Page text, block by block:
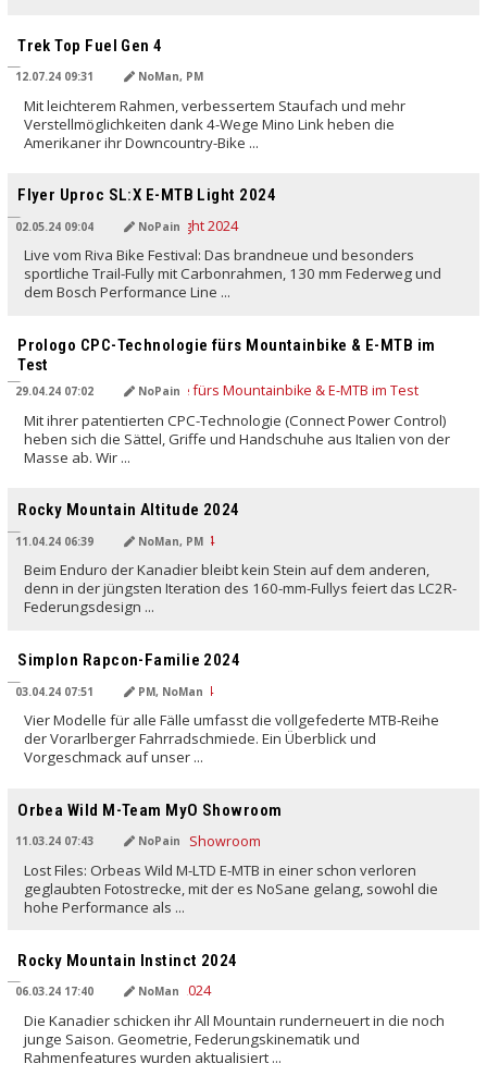
Trek Top Fuel Gen 4
12.07.24 09:31 NoMan, PM
Mit leichterem Rahmen, verbessertem Staufach und mehr
Verstellmöglichkeiten dank 4-Wege Mino Link heben die
Amerikaner ihr Downcountry-Bike ...
Flyer Uproc SL:X E-MTB Light 2024
02.05.24 09:04 NoPain
Live vom Riva Bike Festival: Das brandneue und besonders
sportliche Trail-Fully mit Carbonrahmen, 130 mm Federweg und
dem Bosch Performance Line ...
Prologo CPC-Technologie fürs Mountainbike & E-MTB im
Test
29.04.24 07:02 NoPain
Mit ihrer patentierten CPC-Technologie (Connect Power Control)
heben sich die Sättel, Griffe und Handschuhe aus Italien von der
Masse ab. Wir ...
Rocky Mountain Altitude 2024
11.04.24 06:39 NoMan, PM
Beim Enduro der Kanadier bleibt kein Stein auf dem anderen,
denn in der jüngsten Iteration des 160-mm-Fullys feiert das LC2R-
Federungsdesign ...
Simplon Rapcon-Familie 2024
03.04.24 07:51 PM, NoMan
Vier Modelle für alle Fälle umfasst die vollgefederte MTB-Reihe
der Vorarlberger Fahrradschmiede. Ein Überblick und
Vorgeschmack auf unser ...
Orbea Wild M-Team MyO Showroom
11.03.24 07:43 NoPain
Lost Files: Orbeas Wild M-LTD E-MTB in einer schon verloren
geglaubten Fotostrecke, mit der es NoSane gelang, sowohl die
hohe Performance als ...
Rocky Mountain Instinct 2024
06.03.24 17:40 NoMan
Die Kanadier schicken ihr All Mountain runderneuert in die noch
junge Saison. Geometrie, Federungskinematik und
Rahmenfeatures wurden aktualisiert ...